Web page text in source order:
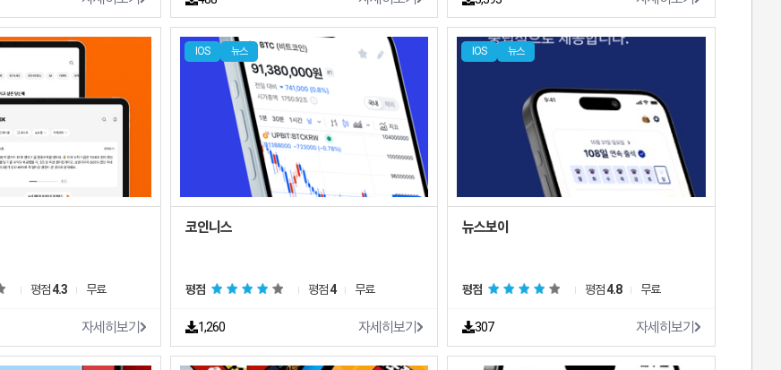
평점4.3 무료
자세히보기
IOS 뉴스
코인니스
평점 평점4 무료
1,260 자세히보기
IOS 뉴스
뉴스보이
평점 평점4.8 무료
307 자세히보기